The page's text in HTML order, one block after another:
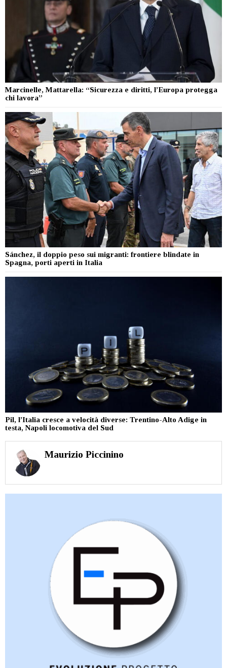
Marcinelle, Mattarella: “Sicurezza e diritti, l’Europa protegga
chi lavora”
Sánchez, il doppio peso sui migranti: frontiere blindate in
Spagna, porti aperti in Italia
Pil, l’Italia cresce a velocità diverse: Trentino-Alto Adige in
testa, Napoli locomotiva del Sud
Maurizio Piccinino